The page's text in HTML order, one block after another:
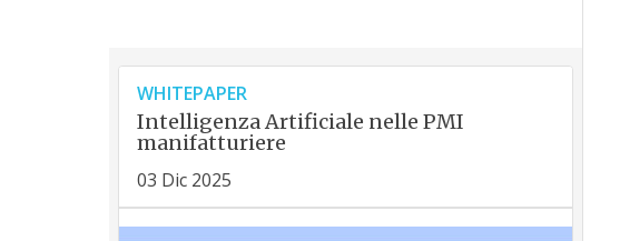
WHITEPAPER
Intelligenza Artificiale nelle PMI
manifatturiere
03 Dic 2025